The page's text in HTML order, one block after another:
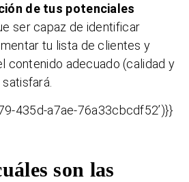
de tus potenciales
ser capaz de identificar
tu lista de clientes y
contenido adecuado (calidad y
435d-a7ae-76a33cbcdf52’)}}
son las